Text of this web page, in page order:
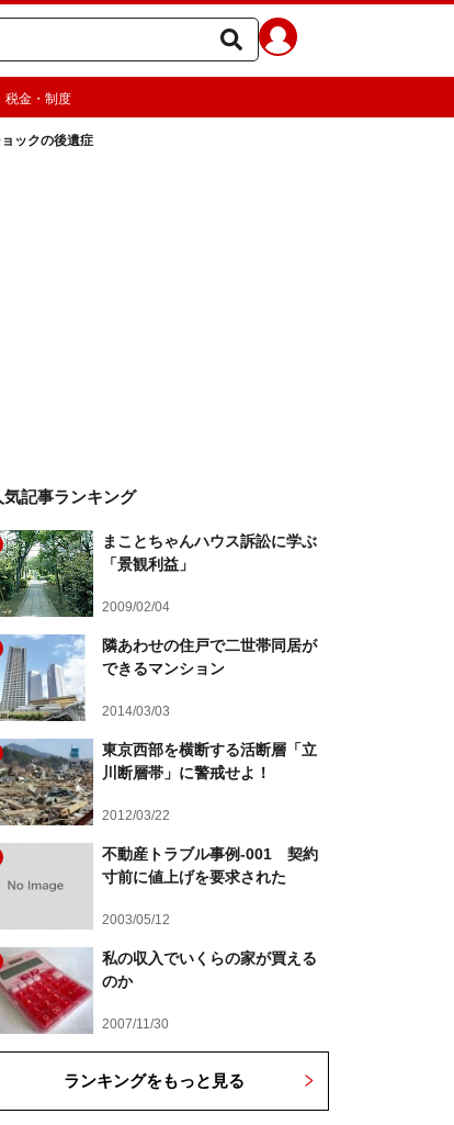
税金・制度
ックの後遺症
気記事ランキング
まことちゃんハウス訴訟に学ぶ
「景観利益」
2009/02/04
隣あわせの住戸で二世帯同居が
できるマンション
2014/03/03
東京西部を横断する活断層「立
川断層帯」に警戒せよ！
2012/03/22
不動産トラブル事例-001 契約
寸前に値上げを要求された
2003/05/12
私の収入でいくらの家が買える
のか
2007/11/30
ランキングをもっと見る